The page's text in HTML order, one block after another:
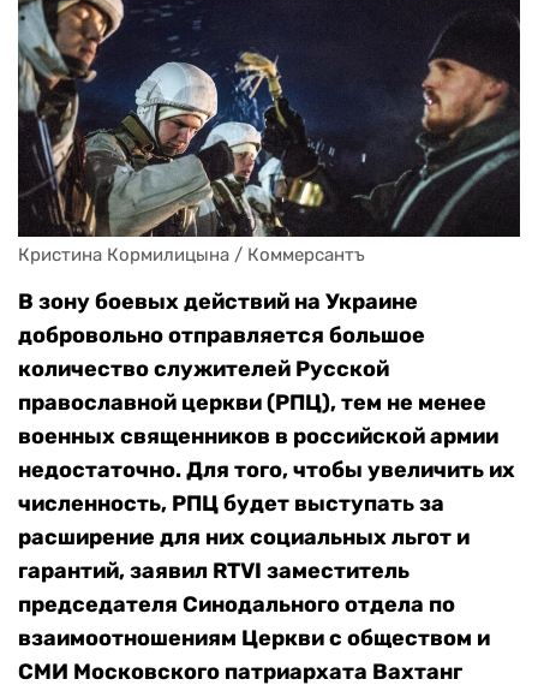
Кристина Кормилицына / Коммерсантъ
В зону боевых действий на Украине
добровольно отправляется большое
количество служителей Русской
православной церкви (РПЦ), тем не менее
военных священников в российской армии
недостаточно. Для того, чтобы увеличить их
численность, РПЦ будет выступать за
расширение для них социальных льгот и
гарантий, заявил RTVI заместитель
председателя Синодального отдела по
взаимоотношениям Церкви с обществом и
СМИ Московского патриархата Вахтанг